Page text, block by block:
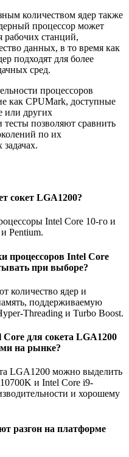
количеством ядер также
процессор может
станций,
данных, в то время как
подходят для более
сред.
процессоров
как CPUMark, доступные
или других
позволяют сравнить
по их
сокет LGA1200?
Intel Core 10-го и
Pentium.
процессоров Intel Core
при выборе?
количество ядер и
поддерживаемую
Threading и Turbo Boost.
для сокета LGA1200
на рынке?
LGA1200 можно выделить
и Intel Core i9-
и хорошему
разгон на платформе